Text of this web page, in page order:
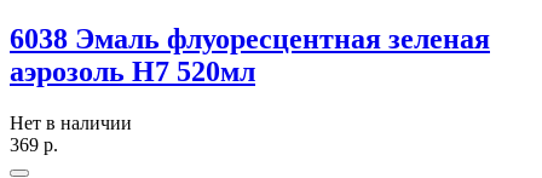
6038 Эмаль флуоресцентная зеленая
аэрозоль H7 520мл
Нет в наличии
369 р.